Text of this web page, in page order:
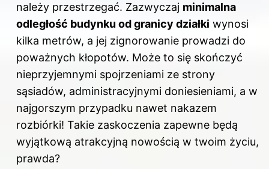
należy przestrzegać. Zazwyczaj minimalna
odległość budynku od granicy działki wynosi
kilka metrów, a jej zignorowanie prowadzi do
poważnych kłopotów. Może to się skończyć
nieprzyjemnymi spojrzeniami ze strony
sąsiadów, administracyjnymi doniesieniami, a w
najgorszym przypadku nawet nakazem
rozbiórki! Takie zaskoczenia zapewne będą
wyjątkową atrakcyjną nowością w twoim życiu,
prawda?